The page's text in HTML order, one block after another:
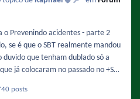
o Prevenindo acidentes - parte 2
se é que o SBT realmente mandou
duvido que tenham dublado só a
já colocaram no passado no +SBT
posts